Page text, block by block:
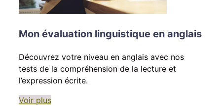
Mon évaluation linguistique en anglais
Découvrez votre niveau en anglais avec nos
tests de la compréhension de la lecture et
l’expression écrite.
Voir plus